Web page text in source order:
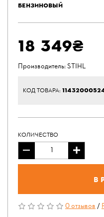
БЕНЗИНОВЫЙ
18 349₴
Производитель:STIHL
КОД ТОВАРА:
КОЛИЧЕСТВО
В
0 отзывов/